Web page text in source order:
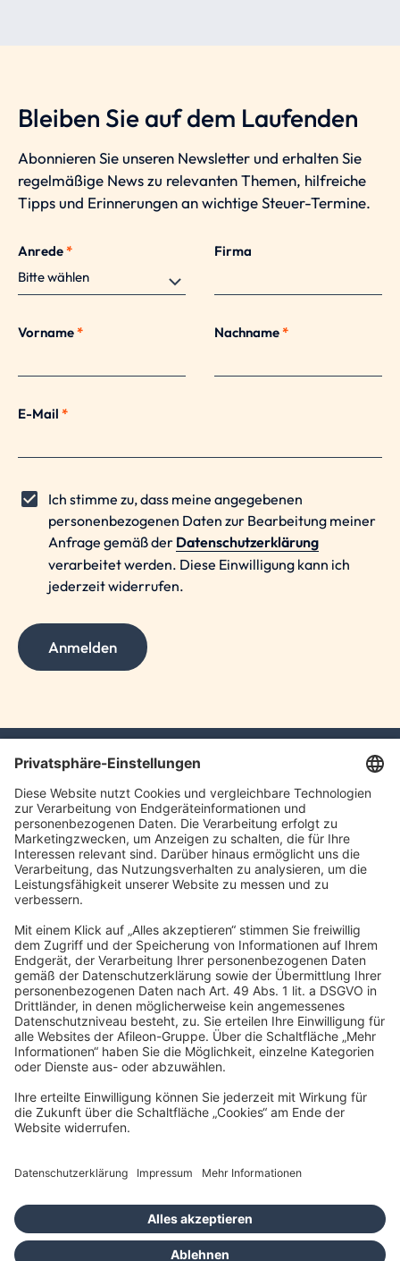
Bleiben Sie auf dem Laufenden
Abonnieren Sie unseren Newsletter und erhalten Sie
regelmäßige News zu relevanten Themen, hilfreiche
Tipps und Erinnerungen an wichtige Steuer-Termine.
Anrede* Firma
Vorname* Nachname*
E-Mail *
Ich stimme zu, dass meine angegebenen
personenbezogenen Daten zur Bearbeitung meiner
Anfrage gemäß der Datenschutzerklärung
verarbeitet werden. Diese Einwilligung kann ich
jederzeit widerrufen.
Anmelden
TLC GmbH TAX
Meierottostr. 8
10719 Berlin
info@tlc.ag
Impressum
Datenschutz
Barrierefreiheit
Cookies